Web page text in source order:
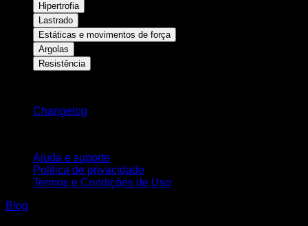
Hipertrofia
Lastrado
Estáticas e movimentos de força
Argolas
Resistência
Changelog
Ajuda e suporte
Política de privacidade
Termos e Condições de Uso
Blog